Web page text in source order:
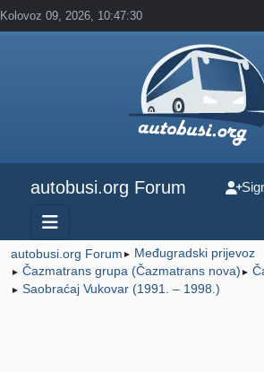
Kolovoz 09, 2026, 10:47:30
autobusi.org Forum
autobusi.org Forum ► Međugradski prijevoz
► Čazmatrans grupa (Čazmatrans nova) ►
► Saobraćaj Vukovar (1991. – 1998.)